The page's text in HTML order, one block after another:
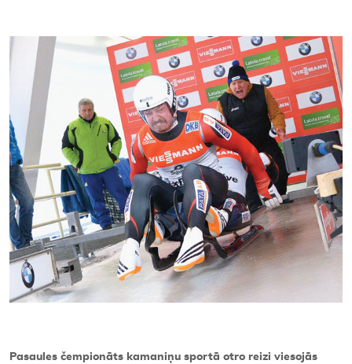
Pasaules čempionāts kamaniņu sportā otro reizi viesojās